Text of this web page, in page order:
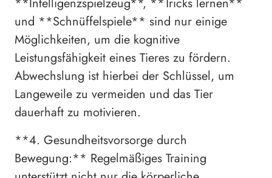
**Intelligenzspielzeug**, **Tricks lernen**
und **Schnüffelspiele** sind nur einige
Möglichkeiten, um die kognitive
Leistungsfähigkeit eines Tieres zu fördern.
Abwechslung ist hierbei der Schlüssel, um
Langeweile zu vermeiden und das Tier
dauerhaft zu motivieren.
**4. Gesundheitsvorsorge durch
Bewegung:** Regelmäßiges Training